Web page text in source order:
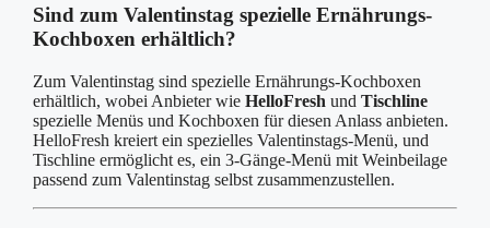
Sind zum Valentinstag spezielle Ernährungs-
Kochboxen erhältlich?
Zum Valentinstag sind spezielle Ernährungs-Kochboxen
erhältlich, wobei Anbieter wie HelloFresh und Tischline
spezielle Menüs und Kochboxen für diesen Anlass anbieten.
HelloFresh kreiert ein spezielles Valentinstags-Menü, und
Tischline ermöglicht es, ein 3-Gänge-Menü mit Weinbeilage
passend zum Valentinstag selbst zusammenzustellen.